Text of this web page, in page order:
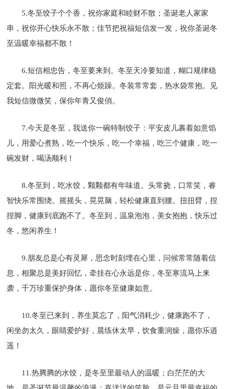
5.冬至饺子个个香，祝你家庭和睦财不散；圣诞老人家家
串，祝你开心快乐永不散；佳节把祝福短信发一发，祝你圣诞冬
至温暖幸福都不散！
6.短信相忠告，冬至要来到。冬至天冷要知道，糊口规律稳
定套。阳光暖和照，不再心烦躁。冬装常常套，热水袋常抱。见
我短信微微笑，保你年青又俊俏。
7.今天是冬至，我送你一碗特制饺子：平安皮儿裹着如意馅
儿，用爱心煮熟，吃一个快乐，吃一个幸福，吃三个健康，吃一
碗发财，喝汤顺利！
8.冬至到，吃水饺，颗颗都有年味道。头常挠，口常笑，睿
智快乐常围绕。摇摇头，晃晃脑，轻松健康直到腰。扭扭臂，捏
捏脚，健康到底跑不了。冬至到，温泉泡泡，美女抱抱，快乐过
冬，悠闲养生！
9.朋友总是心有灵犀，思念时刻埋在心里，问候常常随着信
息，相聚总是美好回忆，牵挂在心永远是你，冬至寒流马上来
袭，千万珍重保护身体，愿你冬至健康如意。
10.冬至已来到，养生莫忘了，阳气消耗少，健康跑不了，
闲坐勿太久，眼睛爱护好，晨练休太早，饮食重润燥，愿你乐逍
遥！
11.热腾腾的水饺，是冬至里最动人的温暖；白茫茫的大